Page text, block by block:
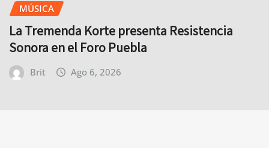
MÚSICA
La Tremenda Korte presenta Resistencia
Sonora en el Foro Puebla
Brit Ago 6, 2026